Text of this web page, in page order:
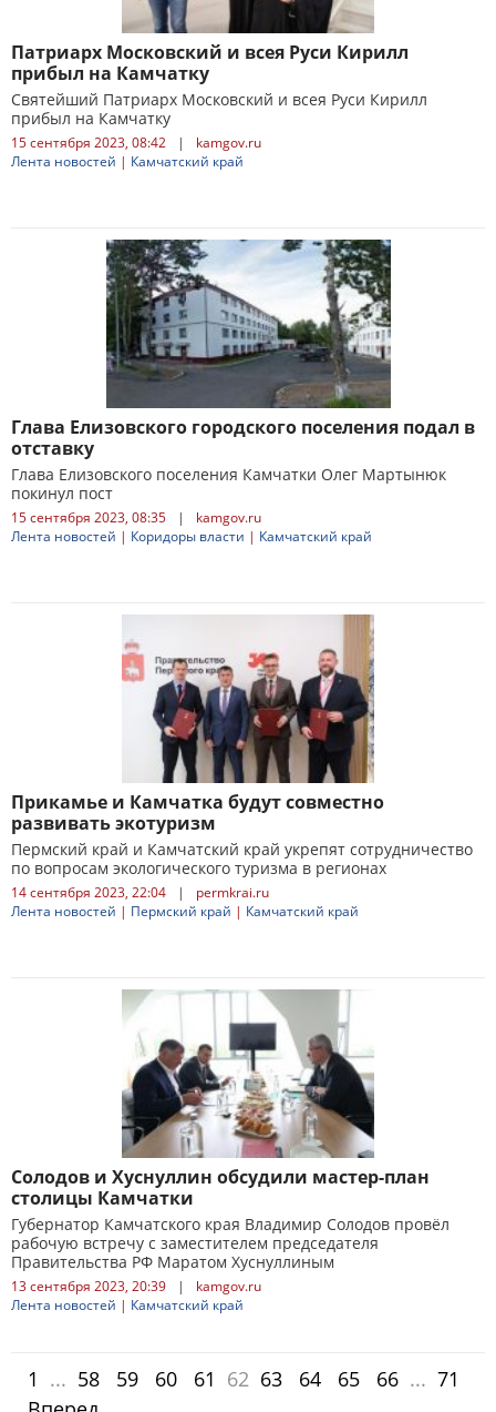
Патриарх Московский и всея Руси Кирилл
прибыл на Камчатку
Святейший Патриарх Московский и всея Руси Кирилл
прибыл на Камчатку
15 сентября 2023, 08:42 |
kamgov.ru
Лента новостей | Камчатский край
Глава Елизовского городского поселения подал в
отставку
Глава Елизовского поселения Камчатки Олег Мартынюк
покинул пост
15 сентября 2023, 08:35 |
kamgov.ru
Лента новостей | Коридоры власти | Камчатский край
Прикамье и Камчатка будут совместно
развивать экотуризм
Пермский край и Камчатский край укрепят сотрудничество
по вопросам экологического туризма в регионах
14 сентября 2023, 22:04 |
permkrai.ru
Лента новостей | Пермский край | Камчатский край
Солодов и Хуснуллин обсудили мастер-план
столицы Камчатки
Губернатор Камчатского края Владимир Солодов провёл
рабочую встречу с заместителем председателя
Правительства РФ Маратом Хуснуллиным
13 сентября 2023, 20:39 |
kamgov.ru
Лента новостей | Камчатский край
1 ... 58 59 60 61 62 63 64 65 66 ... 71